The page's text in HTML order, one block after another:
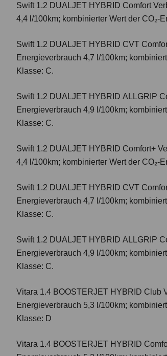
Swift 1.2 DUALJET HYBRID Comfort
4,4 l/100km; kombinierter Wert der CO₂-
Swift 1.2 DUALJET HYBRID CVT
Energieverbrauch 4,7 l/100km;
Klasse: C.
Swift 1.2 DUALJET HYBRID ALLGRIP
Energieverbrauch 4,9 l/100km;
Klasse: C.
Swift 1.2 DUALJET HYBRID Comfort+
4,4 l/100km; kombinierter Wert der CO₂-
Swift 1.2 DUALJET HYBRID CVT
Energieverbrauch 4,7 l/100km;
Klasse: C.
Swift 1.2 DUALJET HYBRID ALLGRIP
Energieverbrauch 4,9 l/100km;
Klasse: C.
Vitara 1.4 BOOSTERJET HYBRID Club
Energieverbrauch 5,3 l/100km;
Klasse: D
Vitara 1.4 BOOSTERJET HYBRID